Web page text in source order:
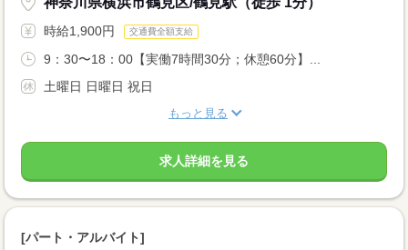
時給1,900円 交通費全額支給
9：30〜18：00【実働7時間30分；休憩60分】...
土曜日 日曜日 祝日
もっと見る
求人詳細を見る
[パート・アルバイト]